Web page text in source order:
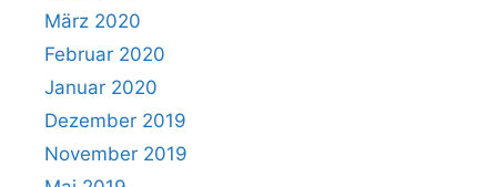
März 2020
Februar 2020
Januar 2020
Dezember 2019
November 2019